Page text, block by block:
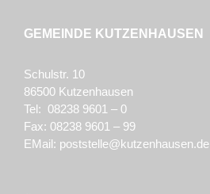
GEMEINDE KUTZENHAUSEN
Schulstr. 10
86500 Kutzenhausen
Tel: 08238 9601 – 0
Fax: 08238 9601 – 99
EMail: poststelle@kutzenhausen.de